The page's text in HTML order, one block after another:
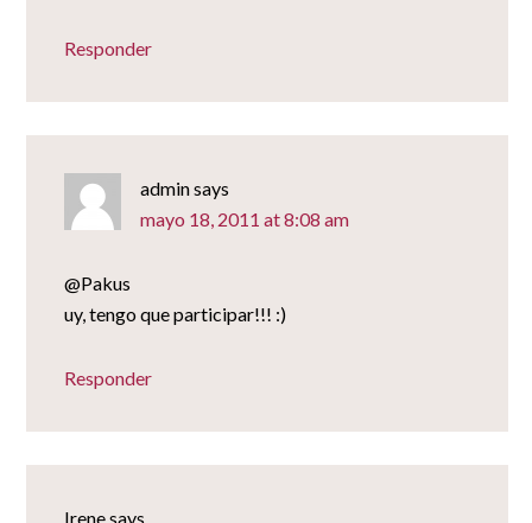
Responder
adminsays
mayo 18, 2011 at 8:08 am
@Pakus
uy, tengo que participar!!! :)
Responder
Irenesays